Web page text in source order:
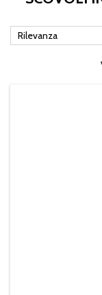
Rilevanza